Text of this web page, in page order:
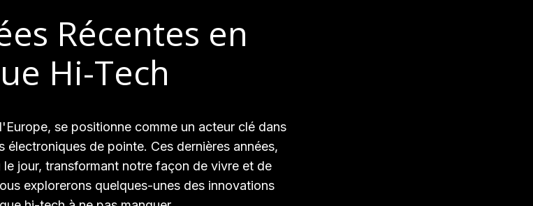
Récentes en
Hi-Tech
se positionne comme un acteur clé dans
électroniques de pointe. Ces dernières années,
jour, transformant notre façon de vivre et de
explorerons quelques-unes des innovations